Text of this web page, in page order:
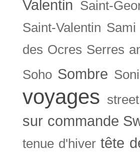
Valentin Saint-
Saint-Valentin Sami
des Ocres Serres
Soho Sombre
voyages
sur commande
tenue d'hiver tête